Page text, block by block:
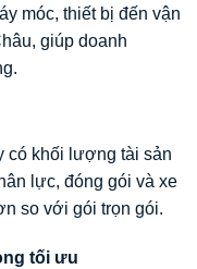
móc, thiết bị đến vận
giúp doanh
có khối lượng tài sản
lực, đóng gói và xe
so với gói trọn gói.
tối ưu